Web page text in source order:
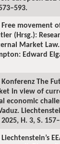
Free movement
(Hrsg.):
Market Law.
Edward
Konferenz The
in view of
economic
H. 3, S.